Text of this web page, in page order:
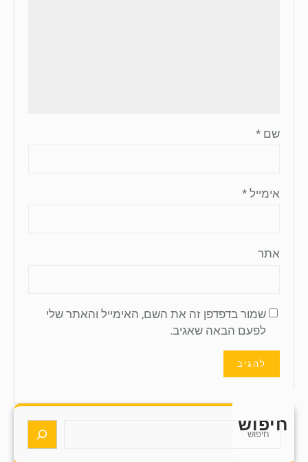
שם *
אימייל *
אתר
שמור בדפדפן זה את השם, האימייל והאתר שלי
לפעם הבאה שאגיב.
חיפוש
S